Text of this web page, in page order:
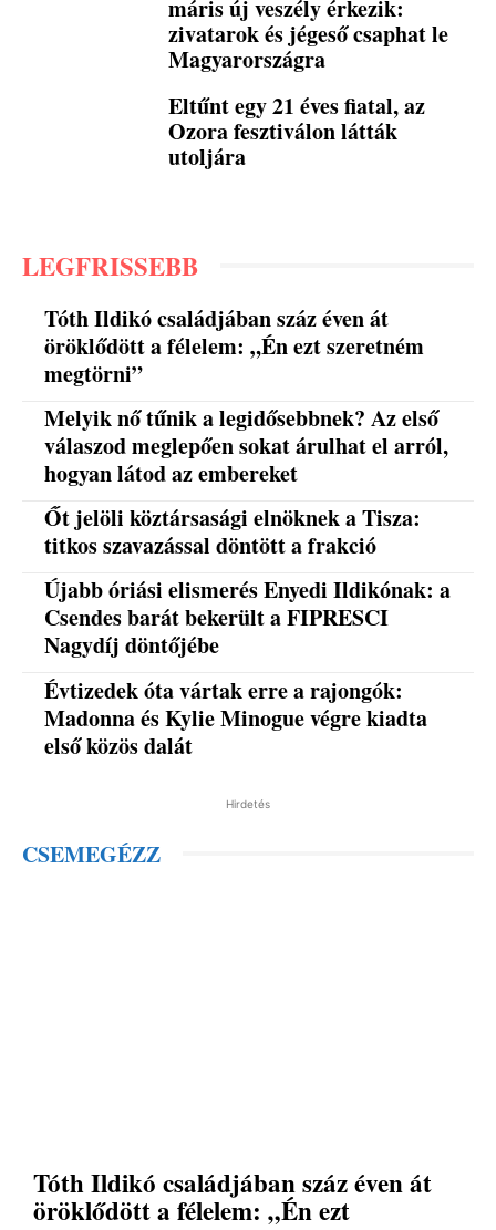
máris új veszély érkezik:
zivatarok és jégeső csaphat le
Magyarországra
Eltűnt egy 21 éves fiatal, az
Ozora fesztiválon látták
utoljára
LEGFRISSEBB
Tóth Ildikó családjában száz éven át
öröklődött a félelem: „Én ezt szeretném
megtörni”
Melyik nő tűnik a legidősebbnek? Az első
válaszod meglepően sokat árulhat el arról,
hogyan látod az embereket
Őt jelöli köztársasági elnöknek a Tisza:
titkos szavazással döntött a frakció
Újabb óriási elismerés Enyedi Ildikónak: a
Csendes barát bekerült a FIPRESCI
Nagydíj döntőjébe
Évtizedek óta vártak erre a rajongók:
Madonna és Kylie Minogue végre kiadta
első közös dalát
Hirdetés
CSEMEGÉZZ
Tóth Ildikó családjában száz éven át
öröklődött a félelem: „Én ezt